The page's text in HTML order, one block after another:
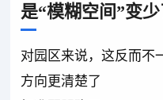
是“模糊空间”变少
对园区来说，这反而不
方向更清楚了